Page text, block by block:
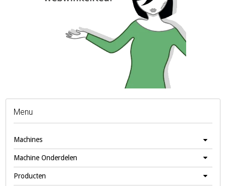
Menu
Machines
Machine Onderdelen
Producten